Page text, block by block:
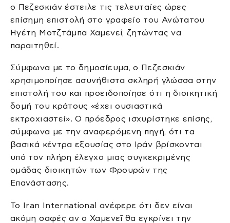
ο Πεζεσκιάν έστειλε τις τελευταίες ώρες
επίσημη επιστολή στο γραφείο του Ανώτατου
Ηγέτη Μοτζτάμπα Χαμενεΐ, ζητώντας να
παραιτηθεί.
Σύμφωνα με το δημοσίευμα, ο Πεζεσκιάν
χρησιμοποίησε ασυνήθιστα σκληρή γλώσσα στην
επιστολή του και προειδοποίησε ότι η διοικητική
δομή του κράτους «έχει ουσιαστικά
εκτροχιαστεί». Ο πρόεδρος ισχυρίστηκε επίσης,
σύμφωνα με την αναφερόμενη πηγή, ότι τα
βασικά κέντρα εξουσίας στο Ιράν βρίσκονται
υπό τον πλήρη έλεγχο μιας συγκεκριμένης
ομάδας διοικητών των Φρουρών της
Επανάστασης.
Το Iran International ανέφερε ότι δεν είναι
ακόμη σαφές αν ο Χαμενεΐ θα εγκρίνει την